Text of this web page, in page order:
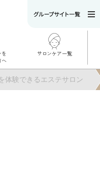
を
へ
サロンケア一覧
ュー
施術別で探す
お悩み別で探す
体験できるエステサロン